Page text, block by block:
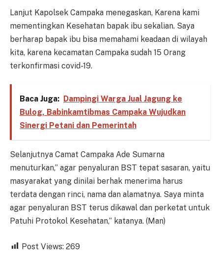
Lanjut Kapolsek Campaka menegaskan, Karena kami
mementingkan Kesehatan bapak ibu sekalian. Saya
berharap bapak ibu bisa memahami keadaan di wilayah
kita, karena kecamatan Campaka sudah 15 Orang
terkonfirmasi covid-19.
Baca Juga: Dampingi Warga Jual Jagung ke
Bulog, Babinkamtibmas Campaka Wujudkan
Sinergi Petani dan Pemerintah
Selanjutnya Camat Campaka Ade Sumarna
menuturkan,” agar penyaluran BST tepat sasaran, yaitu
masyarakat yang dinilai berhak menerima harus
terdata dengan rinci, nama dan alamatnya. Saya minta
agar penyaluran BST terus dikawal dan perketat untuk
Patuhi Protokol Kesehatan,” katanya. (Man)
Post Views: 269